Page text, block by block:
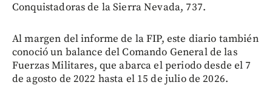
Conquistadoras de la Sierra Nevada, 737.
Al margen del informe de la FIP, este diario también
conoció un balance del Comando General de las
Fuerzas Militares, que abarca el periodo desde el 7
de agosto de 2022 hasta el 15 de julio de 2026.